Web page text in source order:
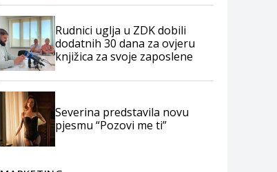
Rudnici uglja u ZDK dobili
dodatnih 30 dana za ovjeru
knjižica za svoje zaposlene
Severina predstavila novu
pjesmu “Pozovi me ti”